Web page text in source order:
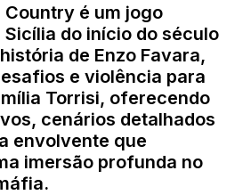
é um jogo
do início do século
de Enzo Favara,
e violência para
Torrisi, oferecendo
cenários detalhados
envolvente que
imersão profunda no